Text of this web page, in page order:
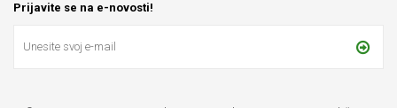
Prijavite se na e-novosti!